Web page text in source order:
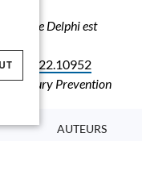
Delphi est
for Injury Prevention
AUTEURS